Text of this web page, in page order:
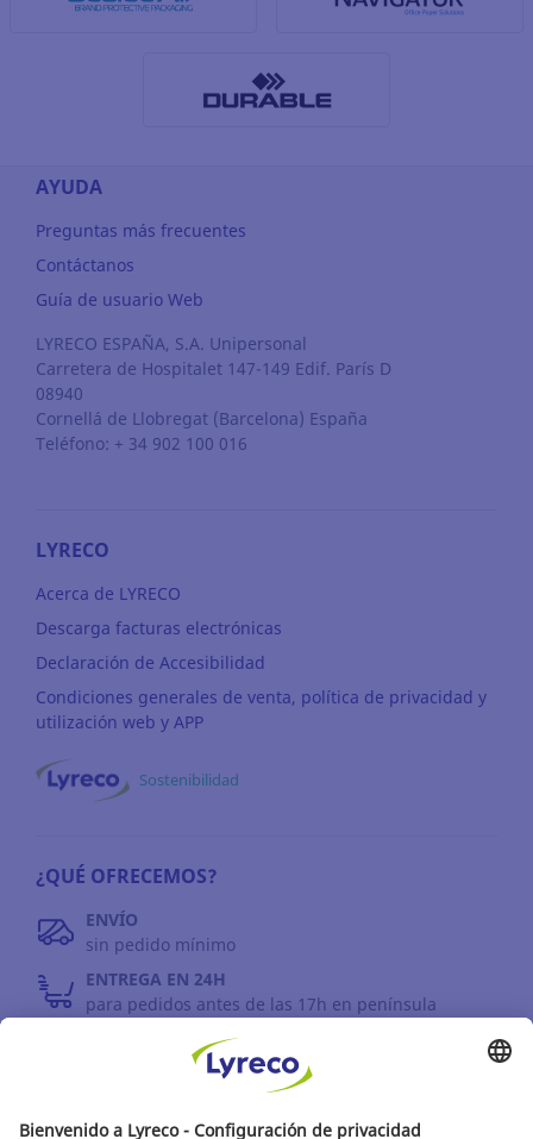
AYUDA
Preguntas más frecuentes
Contáctanos
Guía de usuario Web
LYRECO ESPAÑA, S.A. Unipersonal
Carretera de Hospitalet 147-149 Edif. París D
08940
Cornellá de Llobregat (Barcelona) España
Teléfono: + 34 902 100 016
LYRECO
Acerca de LYRECO
Descarga facturas electrónicas
Declaración de Accesibilidad
Condiciones generales de venta, política de privacidad y
utilización web y APP
Sostenibilidad
¿QUÉ OFRECEMOS?
ENVÍO
sin pedido mínimo
ENTREGA EN 24H
para pedidos antes de las 17h en península
DEVOLUCIONES
antes de 30 días